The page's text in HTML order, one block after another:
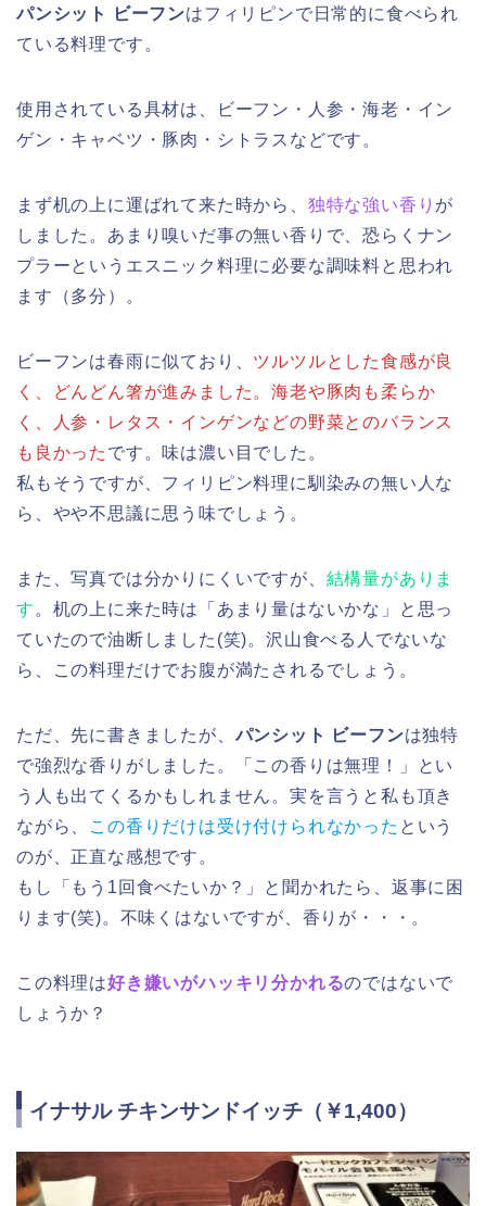
パンシット ビーフンはフィリピンで日常的に食べられ
ている料理です。
使用されている具材は、ビーフン・人参・海老・イン
ゲン・キャベツ・豚肉・シトラスなどです。
まず机の上に運ばれて来た時から、 独特な強い香り が
しました。あまり嗅いだ事の無い香りで、恐らくナン
プラーというエスニック料理に必要な調味料と思われ
ます（多分）。
ビーフンは春雨に似ており、 ツルツルとした食感が良
く、どんどん箸が進みました。海老や豚肉も柔らか
く、人参・レタス・インゲンなどの野菜とのバランス
も良かった です。味は濃い目でした。
私もそうですが、フィリピン料理に馴染みの無い人な
ら、やや不思議に思う味でしょう。
また、写真では分かりにくいですが、 結構量がありま
す 。机の上に来た時は「あまり量はないかな」と思っ
ていたので油断しました(笑)。沢山食べる人でないな
ら、この料理だけでお腹が満たされるでしょう。
ただ、先に書きましたが、 パンシット ビーフンは独特
で強烈な香りがしました。「この香りは無理！」とい
う人も出てくるかもしれません。実を言うと私も頂き
ながら、
この香りだけは受け付けられなかった という
のが、正直な感想です。
もし「もう1回食べたいか？」と聞かれたら、返事に困
ります(笑)。不味くはないですが、香りが・・・。
この料理は好き嫌いがハッキリ分かれるのではないで
しょうか？
イナサル チキンサンドイッチ（￥1,400）